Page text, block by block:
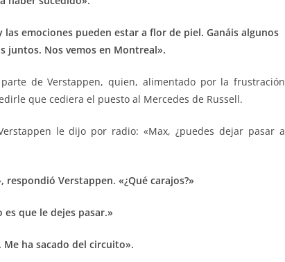
emociones pueden estar a flor de piel. Ganáis algunos
juntos. Nos vemos en Montreal».
de Verstappen, quien, alimentado por la frustración
que cediera el puesto al Mercedes de Russell.
le dijo por radio: «Max, ¿puedes dejar pasar a
Verstappen. «¿Qué carajos?»
es que le dejes pasar.»
Me ha sacado del circuito».